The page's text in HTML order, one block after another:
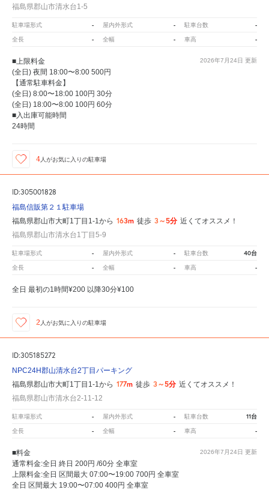
福島県郡山市清水台1-5
駐車場形式 - 屋内外形式 - 駐車台数 -
全長 - 全幅 - 車高 -
2026年7月24日 更新
■上限料金
(全日) 夜間 18:00〜8:00 500円
【通常駐車料金】
(全日) 8:00〜18:00 100円 30分
(全日) 18:00〜8:00 100円 60分
■入出庫可能時間
24時間
4 人がお気に入りの駐車場
ID:305001828
福島信販第２１駐車場
福島県郡山市大町1丁目1-1から 163m 徒歩 3～5分 近くてオススメ！
福島県郡山市清水台1丁目5-9
駐車場形式 - 屋内外形式 - 駐車台数 40台
全長 - 全幅 - 車高 -
全日 最初の1時間¥200 以降30分¥100
2 人がお気に入りの駐車場
ID:305185272
NPC24H郡山清水台2丁目パーキング
福島県郡山市大町1丁目1-1から 177m 徒歩 3～5分 近くてオススメ！
福島県郡山市清水台2-11-12
駐車場形式 - 屋内外形式 - 駐車台数 11台
全長 - 全幅 - 車高 -
2026年7月24日 更新
■料金
通常料金:全日 終日 200円 /60分 全車室
上限料金:全日 区間最大 07:00〜19:00 700円 全車室
全日 区間最大 19:00〜07:00 400円 全車室